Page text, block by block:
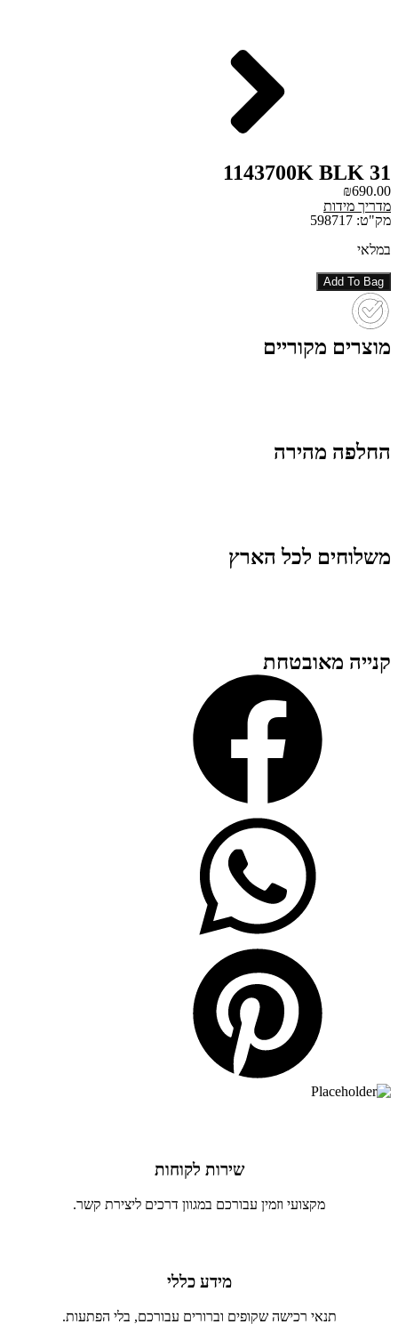
1143700K BLK 31
₪690.00
מדריך מידות
מק"ט: 598717
במלאי
Add To Bag
מוצרים מקוריים
החלפה מהירה
משלוחים לכל הארץ
קנייה מאובטחת
שירות לקוחות
מקצועי וזמין עבורכם במגוון דרכים ליצירת קשר.
מידע כללי
תנאי רכישה שקופים וברורים עבורכם, בלי הפתעות.